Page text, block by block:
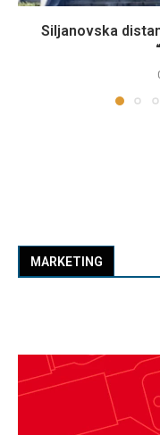
Siljanovska
MARKETING